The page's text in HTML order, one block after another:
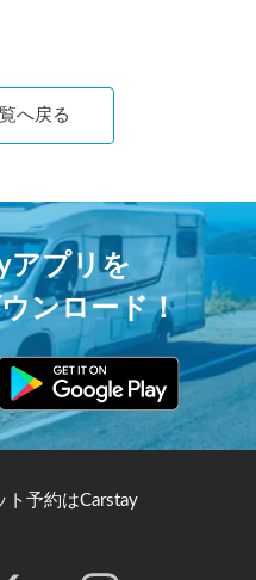
へ戻る
アプリを
ンロード！
ト予約はCarstay